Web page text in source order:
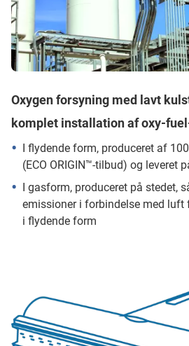
Oxygen forsyning med lavt
komplet installation af oxy-
I flydende form, produceret af
(ECO ORIGIN™-tilbud) og leveret
I gasform, produceret på stedet,
emissioner i forbindelse med
i flydende form